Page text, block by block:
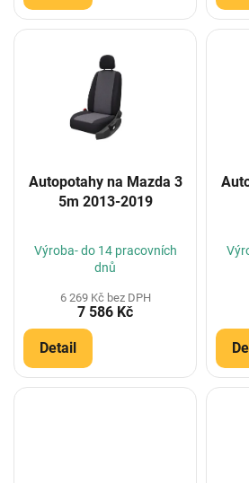
Autopotahy na Mazda 3
5m 2013-2019
Výroba- do 14 pracovních
dnů
6 269 Kč bez DPH
7 586 Kč
Detail